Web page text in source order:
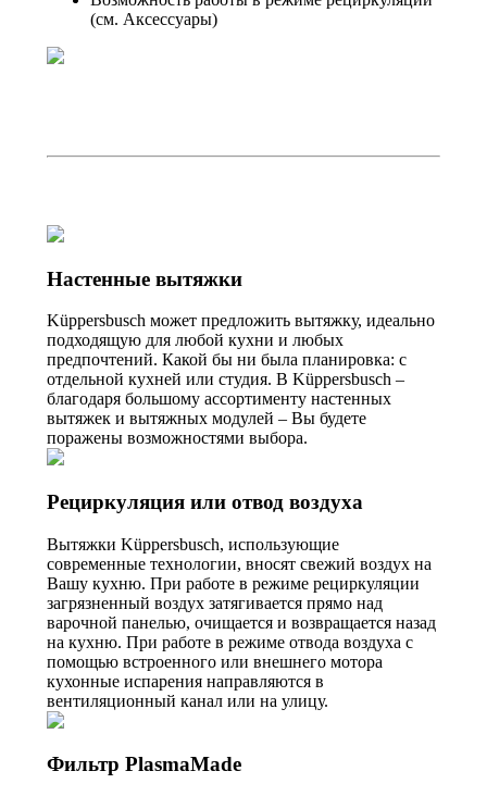
(см. Аксессуары)
Настенные вытяжки
Küppersbusch может предложить вытяжку, идеально
подходящую для любой кухни и любых
предпочтений. Какой бы ни была планировка: с
отдельной кухней или студия. В Küppersbusch –
благодаря большому ассортименту настенных
вытяжек и вытяжных модулей – Вы будете
поражены возможностями выбора.
Рециркуляция или отвод воздуха
Вытяжки Küppersbusch, использующие
современные технологии, вносят свежий воздух на
Вашу кухню. При работе в режиме рециркуляции
загрязненный воздух затягивается прямо над
варочной панелью, очищается и возвращается назад
на кухню. При работе в режиме отвода воздуха с
помощью встроенного или внешнего мотора
кухонные испарения направляются в
вентиляционный канал или на улицу.
Фильтр PlasmaMade